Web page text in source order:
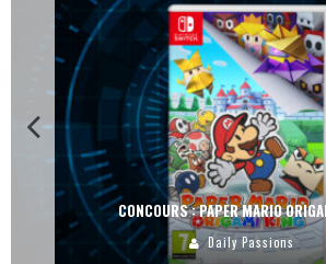
CONCOURS : PAPER MARIO
Daily Passions